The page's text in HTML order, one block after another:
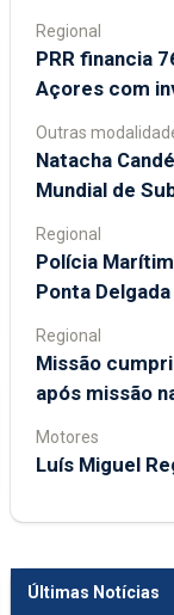
Regional
PRR financia
Açores com
Outras
Natacha
Mundial de
Regional
Polícia
Ponta
Regional
Missão
após missão
Motores
Luís Miguel
Últimas Notícias